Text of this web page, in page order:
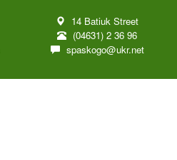
14 Batiuk Street
(04631) 2 36 96
spaskogo@ukr.net